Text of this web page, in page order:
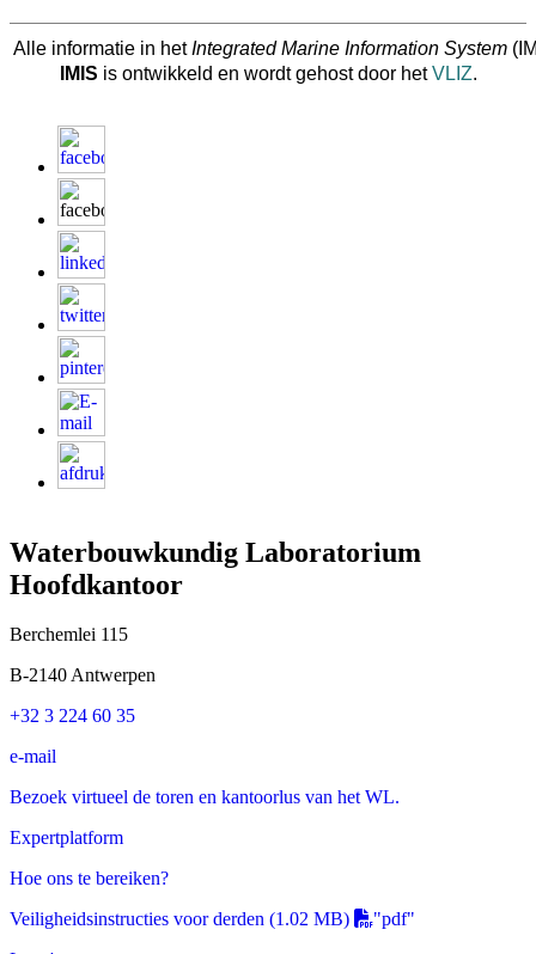
Alle informatie in hetIntegrated Marine Information System
IMIS is ontwikkeld en wordt gehost door hetVLIZ.
Waterbouwkundig Laboratorium
Hoofdkantoor
Berchemlei 115
B-2140 Antwerpen
+32 3 224 60 35
e-mail
Bezoek virtueel de toren en kantoorlus van het WL.
Expertplatform
Hoe ons te bereiken?
Veiligheidsinstructies voor derden (1.02 MB)
"pdf"